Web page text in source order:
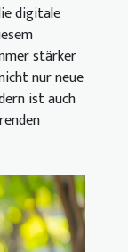
digitale
stärker
nur neue
ist auch